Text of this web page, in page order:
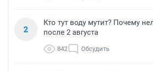
2
Кто тут воду мутит? Почему
после 2 августа
842 Обсудить